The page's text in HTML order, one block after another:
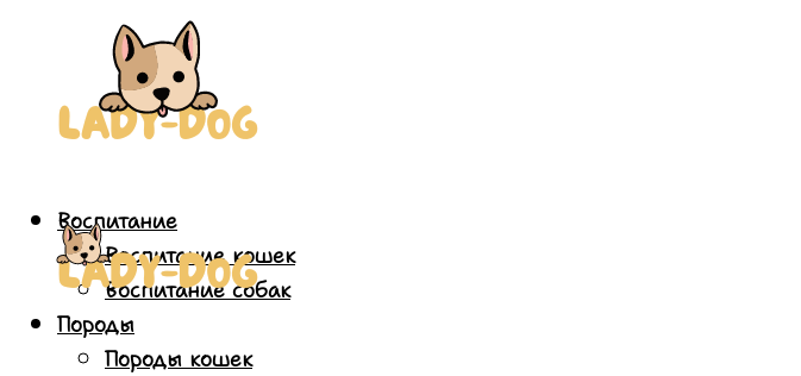
Воспитание
Воспитание кошек
Воспитание собак
Породы
Породы кошек